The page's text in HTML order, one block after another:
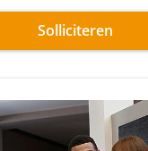
Solliciteren